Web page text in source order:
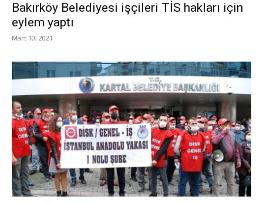
Bakırköy Belediyesi işçileri TİS hakları için
eylem yaptı
Mart 10, 2021